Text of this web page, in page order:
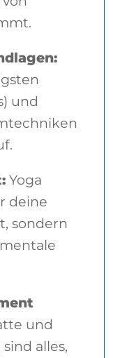
und
Yoga
deine
sondern
und
alles,